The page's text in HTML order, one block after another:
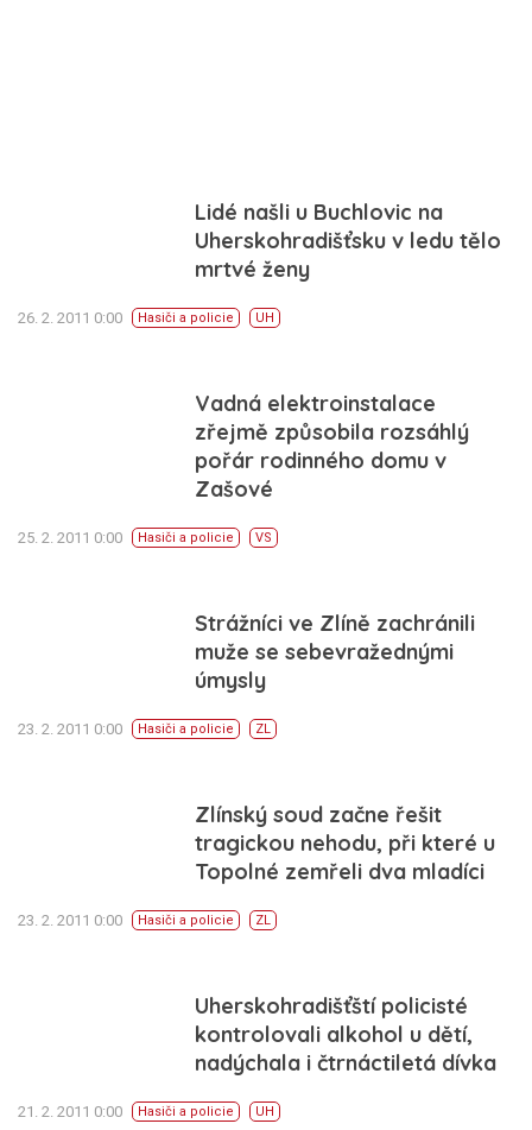
Lidé našli u Buchlovic na
Uherskohradišťsku v ledu tělo
mrtvé ženy
26. 2. 2011 0:00 Hasiči a policie UH
Vadná elektroinstalace
zřejmě způsobila rozsáhlý
pořár rodinného domu v
Zašové
25. 2. 2011 0:00 Hasiči a policie VS
Strážníci ve Zlíně zachránili
muže se sebevražednými
úmysly
23. 2. 2011 0:00 Hasiči a policie ZL
Zlínský soud začne řešit
tragickou nehodu, při které u
Topolné zemřeli dva mladíci
23. 2. 2011 0:00 Hasiči a policie ZL
Uherskohradišťští policisté
kontrolovali alkohol u dětí,
nadýchala i čtrnáctiletá dívka
21. 2. 2011 0:00 Hasiči a policie UH